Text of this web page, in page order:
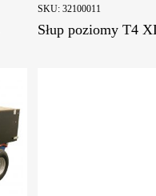
SKU:32100011
Słup poziomy T4